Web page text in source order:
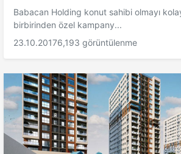
Babacan Holding konut sahibi olmayı
birbirinden özel kampany...
23.10.20176,193 görüntülenme